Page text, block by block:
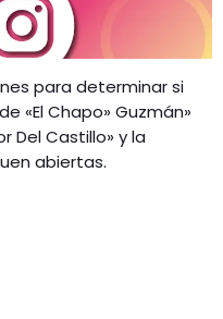
para determinar si
«El Chapo» Guzmán»
Del Castillo» y la
abiertas.